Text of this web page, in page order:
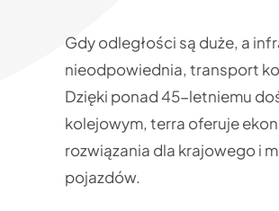
Gdy odległości są duże, a
nieodpowiednia, transport
Dzięki ponad 45-letniemu
kolejowym, terra oferuje
rozwiązania dla krajowego i
pojazdów.